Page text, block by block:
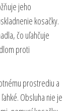
jeho
kosačky.
čo uľahčuje
proti
prostrediu a
Obsluha nie je